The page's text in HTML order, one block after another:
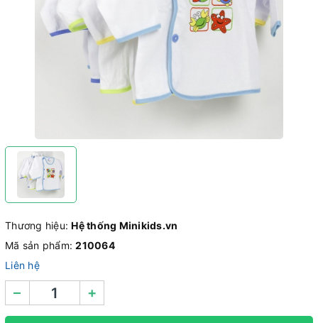
Thương hiệu:Hệ thống Minikids.vn
Mã sản phẩm:210064
Liên hệ
– +